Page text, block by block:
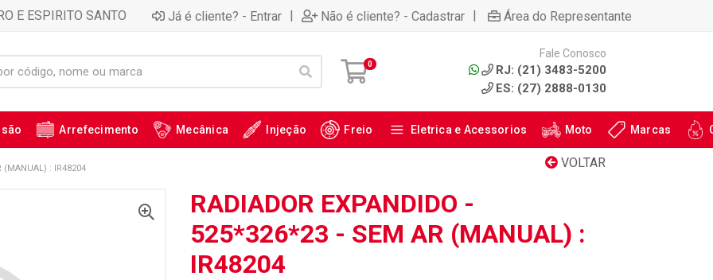
E ESPIRITO SANTO Já é cliente? - Entrar | Não é cliente? - Cadastrar | Área do Representante
0
Fale Conosco
RJ: (21) 3483-5200
ES: (27) 2888-0130
Arrefecimento Mecânica Injeção Freio Eletrica e Acessorios Moto Marcas
VOLTAR
(MANUAL) : IR48204
RADIADOR EXPANDIDO -
525*326*23 - SEM AR (MANUAL) :
IR48204